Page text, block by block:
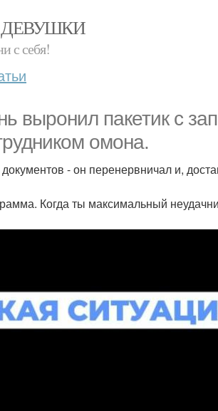
ДЕВУШКИ
с себя!
выронил пакетик с
омона.
- он перенервничал и,
Когда ты максимальный